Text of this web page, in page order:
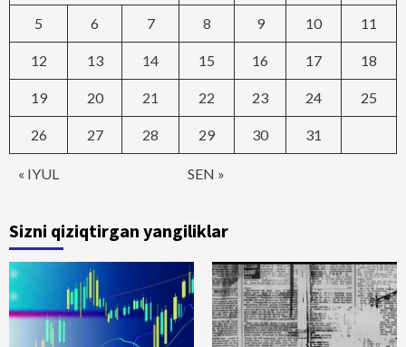
« IYUL SEN »
5 6 7 8 9 10 11
12 13 14 15 16 17 18
19 20 21 22 23 24 25
26 27 28 29 30 31
Sizni qiziqtirgan yangiliklar